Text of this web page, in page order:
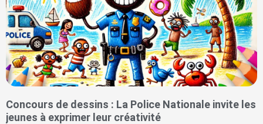
Concours de dessins : La Police Nationale invite les
jeunes à exprimer leur créativité